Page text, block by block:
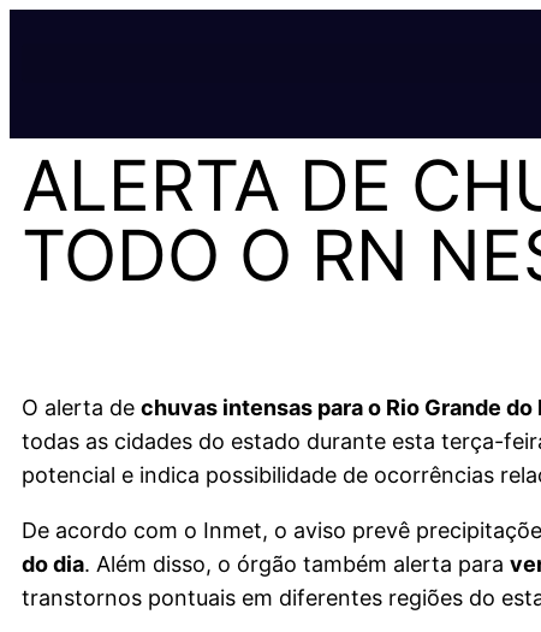
ALERTA DE
TODO O RN
O alerta de chuvas intensas para o Rio Grande do
todas as cidades do estado durante esta terça-
potencial e indica possibilidade de ocorrências
De acordo com o Inmet, o aviso prevê
do dia. Além disso, o órgão também alerta para
transtornos pontuais em diferentes regiões do